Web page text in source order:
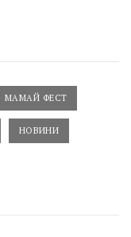
МАМАЙ ФЕСТ
НОВИНИ